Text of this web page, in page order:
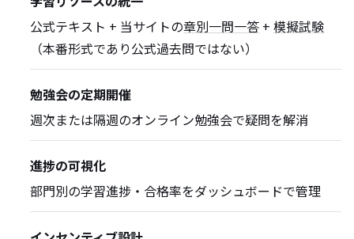
公式テキスト + 当サイトの章別一問一答 +模擬試験
（本番形式であり公式過去問ではない）
勉強会の定期開催
週次または隔週のオンライン勉強会で疑問を解消
進捗の可視化
部門別の学習進捗・合格率をダッシュボードで管理